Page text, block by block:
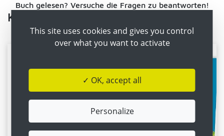
Buch gelesen? Versuche die Fragen zu beantworten!
Knack den Code
This site uses cookies and gives you control
over what you want to activate
✓ OK, accept all
Personalize